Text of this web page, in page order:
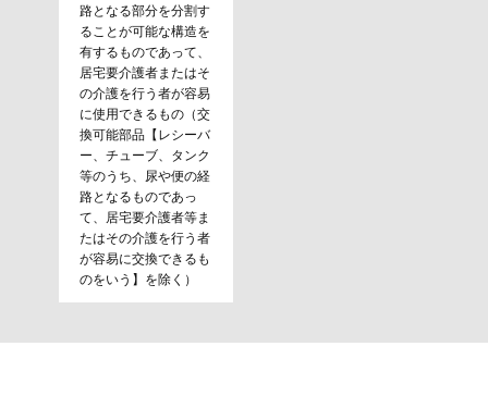
路となる部分を分割す
ることが可能な構造を
有するものであって、
居宅要介護者またはそ
の介護を行う者が容易
に使用できるもの（交
換可能部品【レシーバ
ー、チューブ、タンク
等のうち、尿や便の経
路となるものであっ
て、居宅要介護者等ま
たはその介護を行う者
が容易に交換できるも
のをいう】を除く）